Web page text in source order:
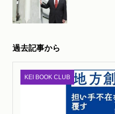
過去記事から
KEI BOOK CLUB